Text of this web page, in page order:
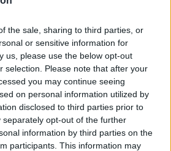
the sale, sharing to third parties, or
or sensitive information for
us, please use the below opt-out
selection. Please note that after your
you may continue seeing
on personal information utilized by
disclosed to third parties prior to
separately opt-out of the further
information by third parties on the
participants. This information may